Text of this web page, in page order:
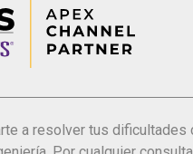
a resolver tus dificultades